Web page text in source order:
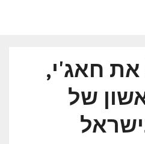
את חאג'י,
של